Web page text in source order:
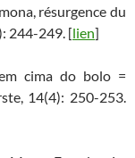
résurgence du
244-249. [lien]
cima do bolo =
14(4): 250-253.